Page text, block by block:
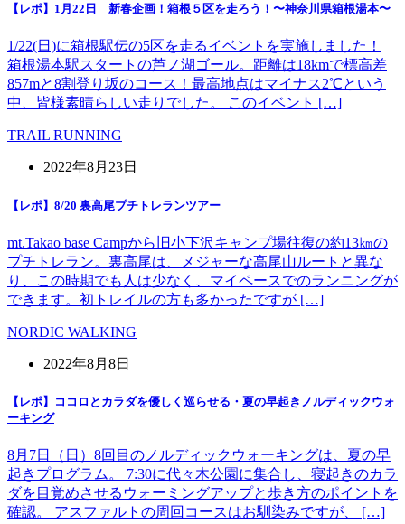
【レポ】1月22日 新春企画！箱根５区を走ろう！〜神奈川県箱根湯本〜
1/22(日)に箱根駅伝の5区を走るイベントを実施しました！
箱根湯本駅スタートの芦ノ湖ゴール。距離は18kmで標高差
857mと8割登り坂のコース！最高地点はマイナス2℃という
中、皆様素晴らしい走りでした。 このイベント […]
TRAIL RUNNING
2022年8月23日
【レポ】8/20 裏高尾プチトレランツアー
mt.Takao base Campから旧小下沢キャンプ場往復の約13㎞の
プチトレラン。裏高尾は、メジャーな高尾山ルートと異な
り、この時期でも人は少なく、マイペースでのランニングが
できます。初トレイルの方も多かったですが […]
NORDIC WALKING
2022年8月8日
【レポ】ココロとカラダを優しく巡らせる・夏の早起きノルディックウォ
ーキング
8月7日（日）8回目のノルディックウォーキングは、夏の早
起きプログラム。 7:30に代々木公園に集合し、寝起きのカラ
ダを目覚めさせるウォーミングアップと歩き方のポイントを
確認。 アスファルトの周回コースはお馴染みですが、 […]